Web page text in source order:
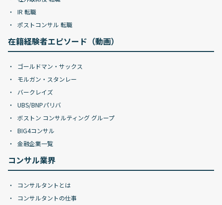
IR 転職
ポストコンサル 転職
在籍経験者エピソード（動画）
ゴールドマン・サックス
モルガン・スタンレー
バークレイズ
UBS/BNPパリバ
ボストン コンサルティング グループ
BIG4コンサル
金融企業一覧
コンサル業界
コンサルタントとは
コンサルタントの仕事